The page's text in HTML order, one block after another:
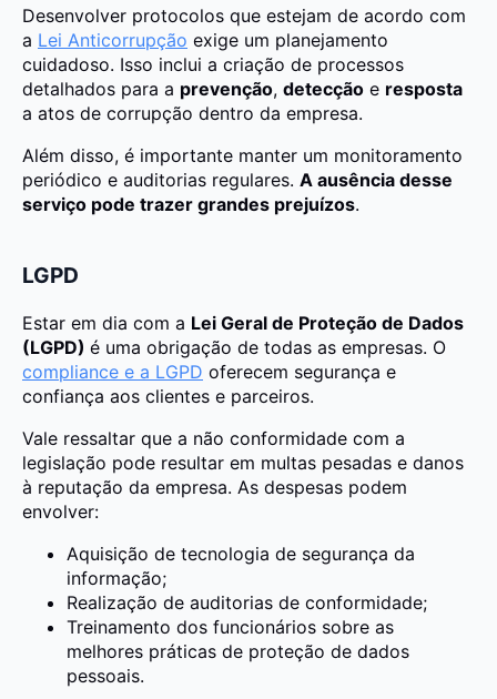
Desenvolver protocolos que estejam de acordo com
a Lei Anticorrupção exige um planejamento
cuidadoso. Isso inclui a criação de processos
detalhados para a prevenção, detecção e resposta
a atos de corrupção dentro da empresa.
Além disso, é importante manter um monitoramento
periódico e auditorias regulares. A ausência desse
serviço pode trazer grandes prejuízos.
LGPD
Estar em dia com a Lei Geral de Proteção de Dados
(LGPD) é uma obrigação de todas as empresas. O
compliance e a LGPD oferecem segurança e
confiança aos clientes e parceiros.
Vale ressaltar que a não conformidade com a
legislação pode resultar em multas pesadas e danos
à reputação da empresa. As despesas podem
envolver:
Aquisição de tecnologia de segurança da
informação;
Realização de auditorias de conformidade;
Treinamento dos funcionários sobre as
melhores práticas de proteção de dados
pessoais.